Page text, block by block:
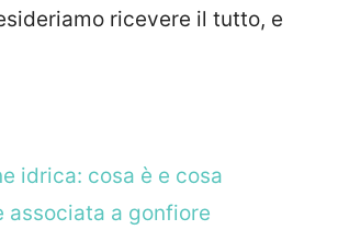
ricevere il tutto, e
idrica: cosa è e cosa
associata a gonfiore